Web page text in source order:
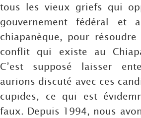
tous les vieux griefs qui
gouvernement fédéral et
chiapanèque, pour
conflit qui existe au
C’est supposé laisser
aurions discuté avec ces
cupides, ce qui est
faux. Depuis 1994, nous